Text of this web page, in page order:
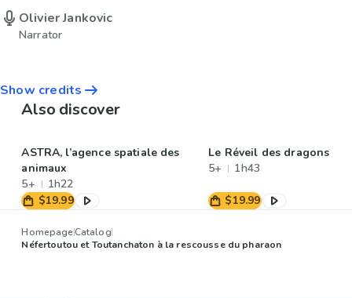
Olivier Jankovic
Narrator
Show credits
Also discover
ASTRA, l’agence spatiale des
animaux
5+
1h22
$19.99
Le Réveil des dragons
5+
1h43
$19.99
HomepageCatalog
Néfertoutou et Toutanchaton à la rescousse du pharaon